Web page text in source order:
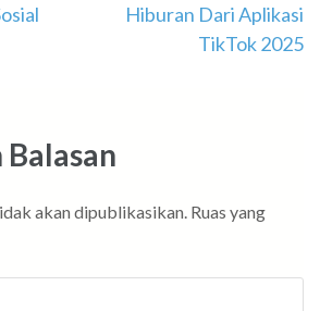
Hiburan Dari Aplikasi
TikTok 2025
akan dipublikasikan. Ruas yang